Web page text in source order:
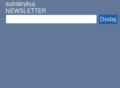
subskrybuj
NEWSLETTER